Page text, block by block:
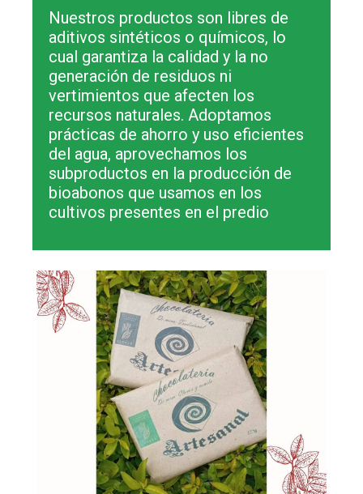
Nuestros productos son libres de
aditivos sintéticos o químicos, lo
cual garantiza la calidad y la no
generación de residuos ni
vertimientos que afecten los
recursos naturales. Adoptamos
prácticas de ahorro y uso eficientes
del agua, aprovechamos los
subproductos en la producción de
bioabonos que usamos en los
cultivos presentes en el predio